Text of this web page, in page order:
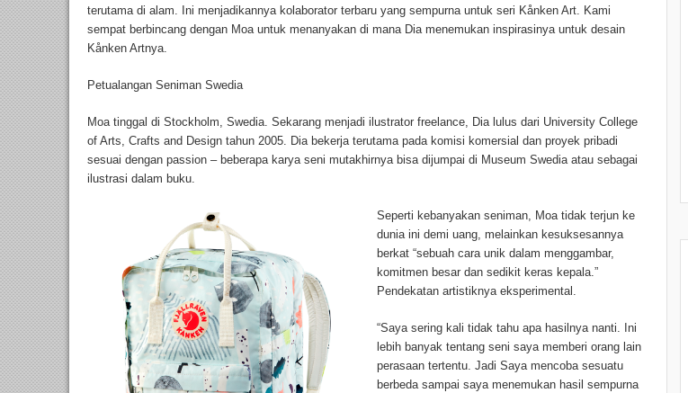
terutama di alam. Ini menjadikannya kolaborator terbaru yang sempurna untuk seri Kånken Art. Kami
sempat berbincang dengan Moa untuk menanyakan di mana Dia menemukan inspirasinya untuk desain
Kånken Artnya.
Petualangan Seniman Swedia
Moa tinggal di Stockholm, Swedia. Sekarang menjadi ilustrator freelance, Dia lulus dari University College
of Arts, Crafts and Design tahun 2005. Dia bekerja terutama pada komisi komersial dan proyek pribadi
sesuai dengan passion – beberapa karya seni mutakhirnya bisa dijumpai di Museum Swedia atau sebagai
ilustrasi dalam buku.
Seperti kebanyakan seniman, Moa tidak terjun ke
dunia ini demi uang, melainkan kesuksesannya
berkat “sebuah cara unik dalam menggambar,
komitmen besar dan sedikit keras kepala.”
Pendekatan artistiknya eksperimental.
“Saya sering kali tidak tahu apa hasilnya nanti. Ini
lebih banyak tentang seni saya memberi orang lain
perasaan tertentu. Jadi Saya mencoba sesuatu
berbeda sampai saya menemukan hasil sempurna